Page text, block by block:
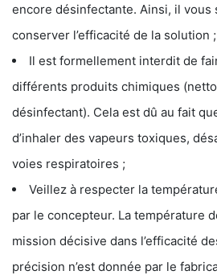
encore désinfectante. Ainsi, il vous
conserver l’efficacité de la solution ;
Il est formellement interdit de
différents produits chimiques
désinfectant). Cela est dû au fait
d’inhaler des vapeurs toxiques,
voies respiratoires ;
Veillez à respecter la
par le concepteur. La température
mission décisive dans l’efficacité
précision n’est donnée par le